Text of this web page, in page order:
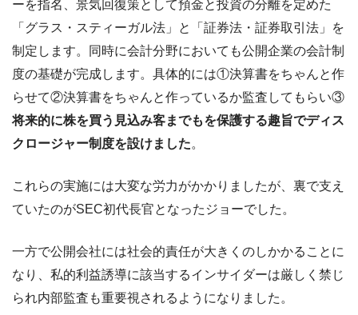
ーを指名、景気回復策として預金と投資の分離を定めた
「グラス・スティーガル法」と「証券法・証券取引法」を
制定します。同時に会計分野においても公開企業の会計制
度の基礎が完成します。具体的には①決算書をちゃんと作
らせて②決算書をちゃんと作っているか監査してもらい③
将来的に株を買う見込み客までもを保護する趣旨でディス
クロージャー制度を設けました。
これらの実施には大変な労力がかかりましたが、裏で支え
ていたのがSEC初代長官となったジョーでした。
一方で公開会社には社会的責任が大きくのしかかることに
なり、私的利益誘導に該当するインサイダーは厳しく禁じ
られ内部監査も重要視されるようになりました。